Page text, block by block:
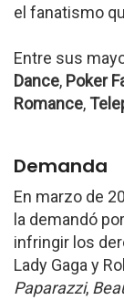
el fanatismo
Entre sus
Dance, Poker
Romance,
Demanda
En marzo de
la demandó
infringir los
Lady Gaga y
Paparazzi,